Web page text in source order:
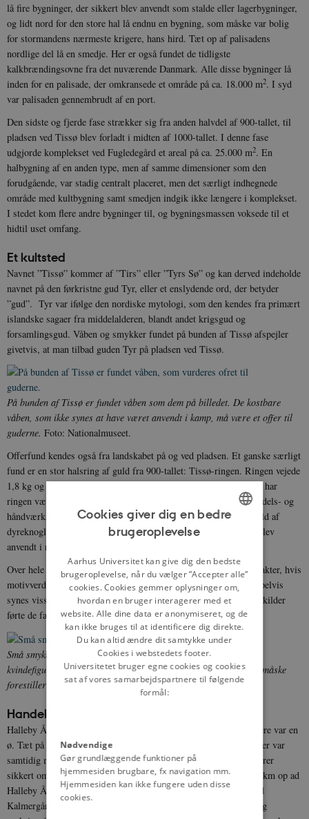
lå fire bygninger, der sikkert blev anvendt som stalde eller lagerbygninger,
og lidt nord for den store hal lå endnu en bygning, som måske var bolig
for stormandens nærmeste krigere, hans hird. Tæt op af palisadens
nordlige del lå en smedje. Her er også fundet de tidligste
kalkbrændingsovne fra det nuværende Danmark. Alle disse bygninger lå
inden for en palisade, der omkransede et område på ca. 18.000 m2. I syd
var palisaden gennembrudt af en port.
Den sidste og fjerde fase strækker sig fra anden halvdel af 900-tallet, til
pladsen ved Tissø blev forladt i midten af 1000-tallet. I denne fase
udgjorde komplekset ved Fugledegård et areal på ca. 25.000 m2. En
halbygning af en anden type, men af samme dimensioner som den
forudgående, var stadig centralt placeret, men det særligt indhegnede
område med kultbygning samt smedjen indgik ikke længere i komplekset.
I stedet kom flere andre bygninger til, og bygningsmassen voksede til et
hidtil uset omfang.
Et kultsted
Navnet ”Tissø” kommer af ”Tirs” eller ”Tyrs Sø” og kan derved indeholde
navnet på den førkristne gud Tyr, eller et enslydende ord, der betyder
”gud”. Tyr var ifølge den nordiske mytologi, som den kendes fra primært
islandske sagaer fra middelalderen, blandt andet krigsgud og
forsamlingsgud. Våben og smykker fundet på bunden af Tissø afspejler
givetvis, at man tilbad guden Tyr på pladsen ved Tissø.
På bunden af Tissø er fundet våben som dem på billedet. De kostbare
våben, som ikke synes at have været anvendt i kamp, må være et offer til
guderne. Foto: Nationalmuseet.
Offerfund kendes også fra landskabet på og ved pladsen. Et ganske særligt
fund er en stor halsring af guld fra 900-tallet: Tissø-ringen. Ringen vejede
1,8 kg og er det største danske guldfund fra vikingetiden. Måske har
ringen været båret i forbindelse med kultiske aktiviteter. Ved handels- og
håndværksområdet Kalmergården er påvist en brønd, som var fuld af
dyreknogler. Det tyder på, at der var tale om en offerbrønd, der blev
anvendt i ritualer i forbindelse med rituelle måltider.
Over hele pladsen er fundet smykker og amuletter af religiøs karakter, hvis
motivverden synes at stamme fra den nordiske mytologi. Eksempelvis
synes visse figurer at være valkyrier, som ifølge yngre skriftlige kilder
førte de faldne krigere fra slagmarken til Valhalla.
Små smykker eller amuletter fundet ved Tissø. Måske forestiller
kvindefiguren i midten gudinden Freja, mens de to andre figurer måske
forestiller valkyrier. Foto: Nationalmuseet.
Handel og håndværk ved Kalmergården
Halleby Å udmunder i Storebælt ved halvøen Reersø, som tidligere var en
ø. Tæt på åens udmunding ved Dalby Hals lå en landingsplads, der var
samtidig med pladsen ved Tissø. Når skibe ankom, blev deres varer
sikkert omlastet, sådan at mindre skibe kunne sejle dem de ca. 7 km op ad
Halleby Å til markedspladsen ved Tissø. På markedspladsen ved
Kalmergården, langs med åen lå en koncentration af bygninger, og
DANISH
Cookies giver dig en bedre
brugeroplevelse
Aarhus Universitet kan give dig den bedste
brugeroplevelse, når du vælger ”Accepter alle”
cookies. Cookies gemmer oplysninger om,
hvordan en bruger interagerer med et
website. Alle dine data er anonymiseret, og de
kan ikke bruges til at identificere dig direkte.
Du kan altid ændre dit samtykke under
Cookies i webstedets footer.
Universitetet bruger egne cookies og cookies
sat af vores samarbejdspartnere til følgende
formål:
Nødvendige
Gør grundlæggende funktioner på
hjemmesiden brugbare, fx navigation mm.
Hjemmesiden kan ikke fungere uden disse
cookies.